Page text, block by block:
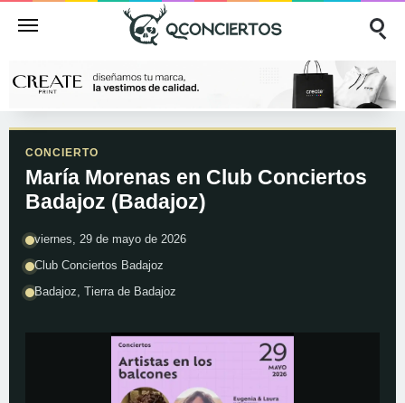
CONCIERTO
María Morenas en Club Conciertos
Badajoz (Badajoz)
viernes, 29 de mayo de 2026
Club Conciertos Badajoz
Badajoz, Tierra de Badajoz